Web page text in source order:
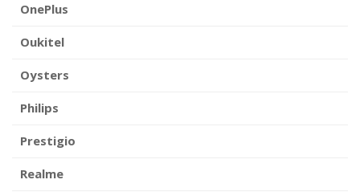
OnePlus
Oukitel
Oysters
Philips
Prestigio
Realme